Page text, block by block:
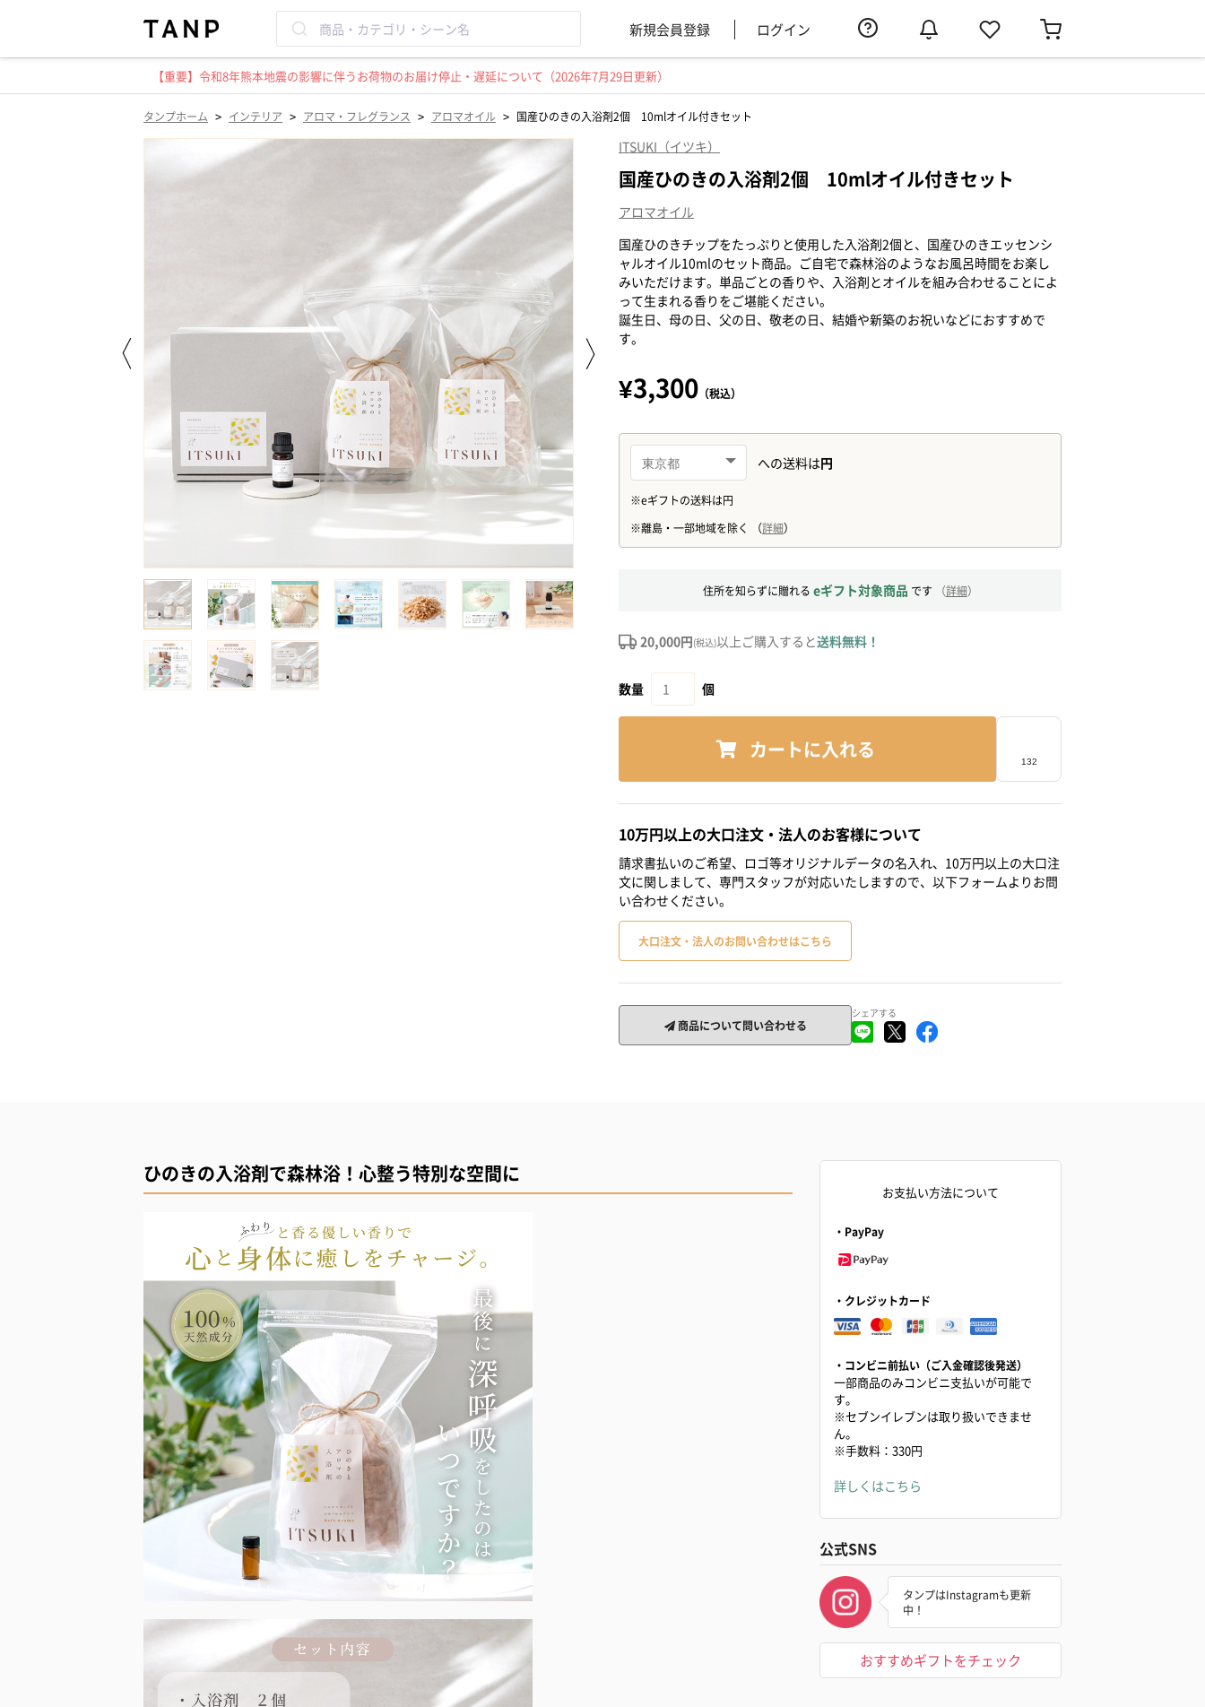
新規会員登録 ログイン
【重要】令和8年熊本地震の影響に伴うお荷物のお届け停止・遅延について（2026年7月29日更新）
タンプホーム > インテリア > アロマ・フレグランス > アロマオイル > 国産ひのきの入浴剤2個 10mlオイル付きセット
ITSUKI（イツキ）
国産ひのきの入浴剤2個 10mlオイル付きセット
アロマオイル
国産ひのきチップをたっぷりと使用した入浴剤2個と、国産ひのきエッセンシ
ャルオイル10mlのセット商品。ご自宅で森林浴のようなお風呂時間をお楽し
みいただけます。単品ごとの香りや、入浴剤とオイルを組み合わせることによ
って生まれる香りをご堪能ください。
誕生日、母の日、父の日、敬老の日、結婚や新築のお祝いなどにおすすめで
す。
¥3,300 （税込）
住所を知らずに贈れる eギフト対象商品 です （詳細）
20,000円(税込)以上ご購入すると送料無料！
数量 個
カートに入れる
10万円以上の大口注文・法人のお客様について
請求書払いのご希望、ロゴ等オリジナルデータの名入れ、10万円以上の大口注
文に関しまして、専門スタッフが対応いたしますので、以下フォームよりお問
い合わせください。
大口注文・法人のお問い合わせはこちら
商品について問い合わせる
シェアする
ひのきの入浴剤で森林浴！心整う特別な空間に
お支払い方法について
・PayPay
・クレジットカード
・コンビニ前払い（ご入金確認後発送）
一部商品のみコンビニ支払いが可能で
す。
※セブンイレブンは取り扱いできませ
ん。
※手数料：330円
詳しくはこちら
公式SNS
タンプはInstagramも更新
中！
おすすめギフトをチェック